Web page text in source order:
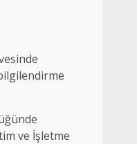
ve İşletme